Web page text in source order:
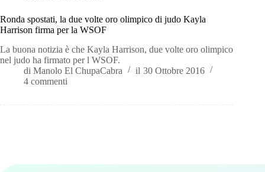
Ronda spostati, la due volte oro olimpico di judo Kayla
Harrison firma per la WSOF
La buona notizia è che Kayla Harrison, due volte oro olimpico
nel judo ha firmato per l WSOF.
di Manolo El ChupaCabra il 30 Ottobre 2016
4 commenti